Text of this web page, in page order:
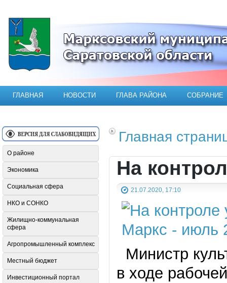
Официальный сайт Марксовского
ГЛАВНАЯ НОВОСТИ ГЛАВА РАЙОНА СОБРАНИЕ
Главная
На
21.07.2020, 17:10
Министр
в ходе
О районе
Экономика
Социальная сфера
НКО и СОНКО
Жилищно-коммунальная
сфера
Агропромышленный комплекс
Местный бюджет
Инвестиционный портал